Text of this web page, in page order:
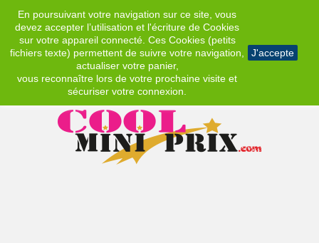
En poursuivant votre navigation sur ce site, vous
devez accepter l’utilisation et l'écriture de Cookies
sur votre appareil connecté. Ces Cookies (petits
fichiers texte) permettent de suivre votre navigation,
actualiser votre panier,
vous reconnaître lors de votre prochaine visite et
sécuriser votre connexion.
J'accepte
EUR